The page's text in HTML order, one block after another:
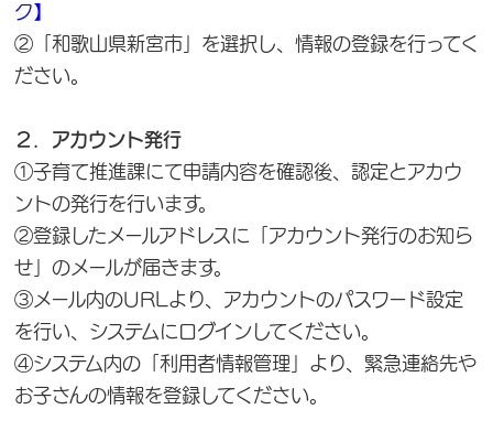
ク】
②「和歌山県新宮市」を選択し、情報の登録を行ってく
ださい。
２．アカウント発行
①子育て推進課にて申請内容を確認後、認定とアカウ
ントの発行を行います。
②登録したメールアドレスに「アカウント発行のお知ら
せ」のメールが届きます。
③メール内のURLより、アカウントのパスワード設定
を行い、システムにログインしてください。
④システム内の「利用者情報管理」より、緊急連絡先や
お子さんの情報を登録してください。